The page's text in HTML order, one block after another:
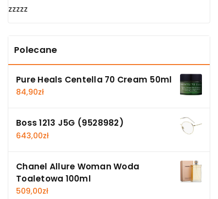
zzzzz
Polecane
Pure Heals Centella 70 Cream 50ml
84,90zł
Boss 1213 J5G (9528982)
643,00zł
Chanel Allure Woman Woda
Toaletowa 100ml
509,00zł